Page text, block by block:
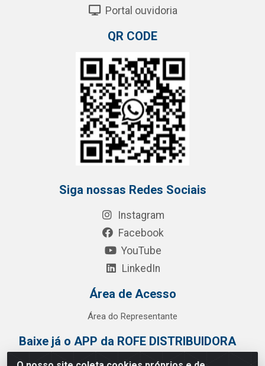
Portal ouvidoria
QR CODE
Siga nossas Redes Sociais
Instagram
Facebook
YouTube
LinkedIn
Área de Acesso
Área do Representante
Baixe já o APP da ROFE DISTRIBUIDORA